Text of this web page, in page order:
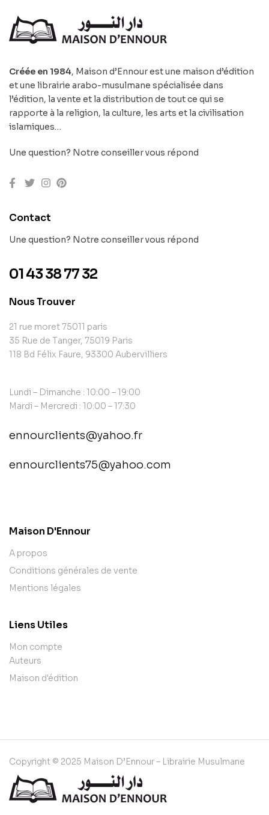
Créée en 1984, Maison d’Ennour est une maison d’édition
et une librairie arabo-musulmane spécialisée dans
l’édition, la vente et la distribution de tout ce qui se
rapporte à la religion, la culture, les arts et la civilisation
islamiques…
Une question? Notre conseiller vous répond
Contact
Une question? Notre conseiller vous répond
01 43 38 77 32
Nous Trouver
21 rue moret 75011 paris
35 Rue de Tanger, 75019 Paris
118 Bd Félix Faure, 93300 Aubervilliers
Lundi – Dimanche : 10:00 – 19:00
Mardi – Mercredi : 10:00 – 17:30
ennourclients@yahoo.fr
ennourclients75@yahoo.com
Maison D'Ennour
A propos
Conditions générales de vente
Mentions légales
Liens Utiles
Mon compte
Auteurs
Maison d'édition
Copyright © 2025 Maison D’Ennour – Librairie Musulmane